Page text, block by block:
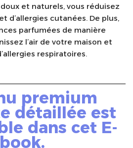
et naturels, vous réduisez
d’allergies cutanées. De plus,
parfumées de manière
l’air de votre maison et
respiratoires.
premium
détaillée est
dans cet E-
book.